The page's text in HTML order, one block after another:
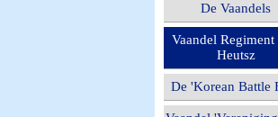
De Vaandels
Vaandel Regiment
Heutsz
De 'Korean Battle